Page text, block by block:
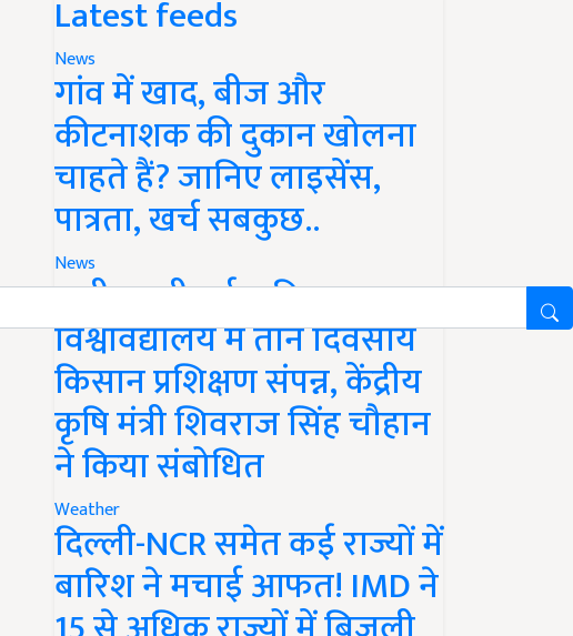
Latest feeds
News
गांव में खाद, बीज और
कीटनाशक की दुकान खोलना
चाहते हैं? जानिए लाइसेंस,
पात्रता, खर्च सबकुछ..
News
रानी लक्ष्मीबाई कृषि
विश्वविद्यालय में तीन दिवसीय
किसान प्रशिक्षण संपन्न, केंद्रीय
कृषि मंत्री शिवराज सिंह चौहान
ने किया संबोधित
Weather
दिल्ली-NCR समेत कई राज्यों में
बारिश ने मचाई आफत! IMD ने